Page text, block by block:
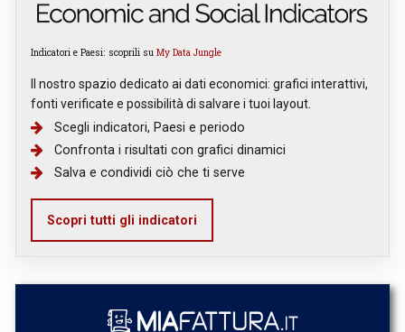
Indicatori e Paesi: scoprili su My Data Jungle
Il nostro spazio dedicato ai dati economici: grafici interattivi,
fonti verificate e possibilità di salvare i tuoi layout.
Scegli indicatori, Paesi e periodo
Confronta i risultati con grafici dinamici
Salva e condividi ciò che ti serve
Scopri tutti gli indicatori